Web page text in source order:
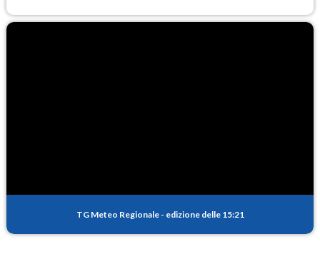
TG Meteo Regionale - edizione delle 15:21